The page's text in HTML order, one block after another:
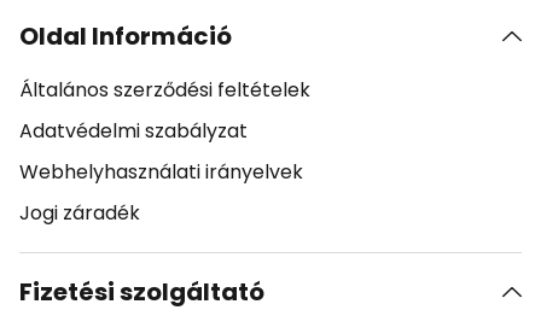
Oldal Információ
Általános szerződési feltételek
Adatvédelmi szabályzat
Webhelyhasználati irányelvek
Jogi záradék
Fizetési szolgáltató